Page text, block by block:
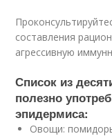
составления
агрессивную
Список из
полезно
эпидермиса:
Овощи: